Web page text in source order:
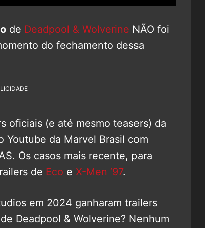
de Deadpool & Wolverine NÃO foi
do fechamento dessa
oficiais (e até mesmo teasers) da
Youtube da Marvel Brasil com
Os casos mais recente, para
de Eco e X-Men ’97.
em 2024 ganharam trailers
Deadpool & Wolverine? Nenhum